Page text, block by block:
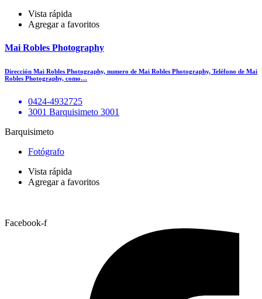
Vista rápida
Agregar a favoritos
Mai Robles Photography
Dirección Mai Robles Photography, numero de Mai Robles Photography, Teléfono de Mai
Robles Photography, como…
0424-4932725
3001 Barquisimeto 3001
Barquisimeto
Fotógrafo
Vista rápida
Agregar a favoritos
Facebook-f